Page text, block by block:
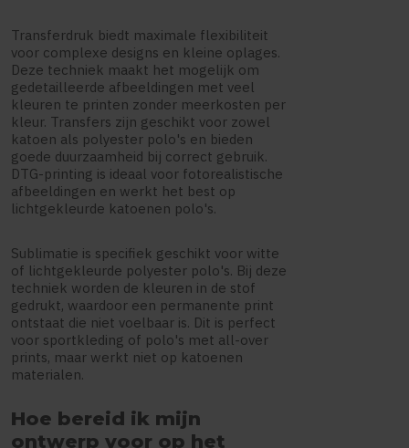
Transferdruk biedt maximale flexibiliteit
voor complexe designs en kleine oplages.
Deze techniek maakt het mogelijk om
gedetailleerde afbeeldingen met veel
kleuren te printen zonder meerkosten per
kleur. Transfers zijn geschikt voor zowel
katoen als polyester polo's en bieden
goede duurzaamheid bij correct gebruik.
DTG-printing is ideaal voor fotorealistische
afbeeldingen en werkt het best op
lichtgekleurde katoenen polo's.
Sublimatie is specifiek geschikt voor witte
of lichtgekleurde polyester polo's. Bij deze
techniek worden de kleuren in de stof
gedrukt, waardoor een permanente print
ontstaat die niet voelbaar is. Dit is perfect
voor sportkleding of polo's met all-over
prints, maar werkt niet op katoenen
materialen.
Hoe bereid ik mijn
ontwerp voor op het